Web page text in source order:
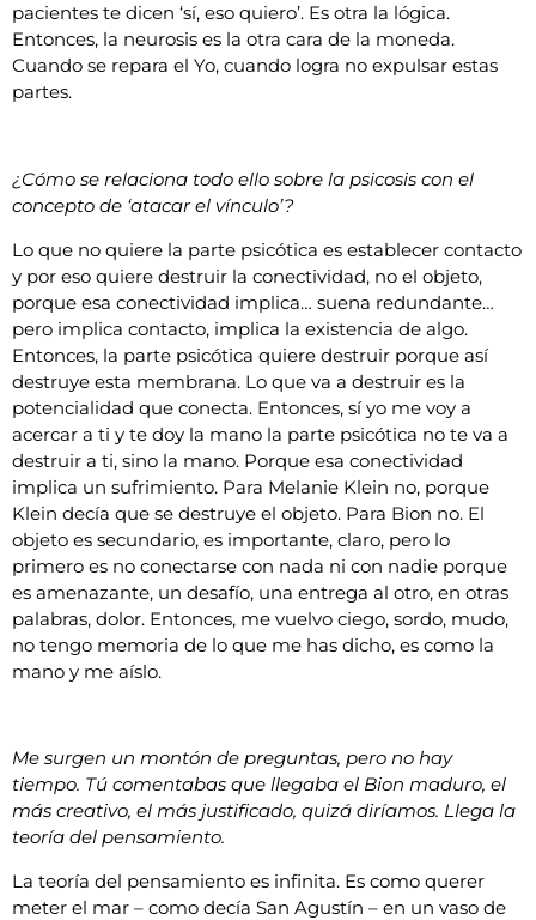
pacientes te dicen ‘sí, eso quiero’. Es otra la lógica.
Entonces, la neurosis es la otra cara de la moneda.
Cuando se repara el Yo, cuando logra no expulsar estas
partes.
¿Cómo se relaciona todo ello sobre la psicosis con el
concepto de ‘atacar el vínculo’?
Lo que no quiere la parte psicótica es establecer contacto
y por eso quiere destruir la conectividad, no el objeto,
porque esa conectividad implica… suena redundante…
pero implica contacto, implica la existencia de algo.
Entonces, la parte psicótica quiere destruir porque así
destruye esta membrana. Lo que va a destruir es la
potencialidad que conecta. Entonces, sí yo me voy a
acercar a ti y te doy la mano la parte psicótica no te va a
destruir a ti, sino la mano. Porque esa conectividad
implica un sufrimiento. Para Melanie Klein no, porque
Klein decía que se destruye el objeto. Para Bion no. El
objeto es secundario, es importante, claro, pero lo
primero es no conectarse con nada ni con nadie porque
es amenazante, un desafío, una entrega al otro, en otras
palabras, dolor. Entonces, me vuelvo ciego, sordo, mudo,
no tengo memoria de lo que me has dicho, es como la
mano y me aíslo.
Me surgen un montón de preguntas, pero no hay
tiempo. Tú comentabas que llegaba el Bion maduro, el
más creativo, el más justificado, quizá diríamos. Llega la
teoría del pensamiento.
La teoría del pensamiento es infinita. Es como querer
meter el mar – como decía San Agustín – en un vaso de